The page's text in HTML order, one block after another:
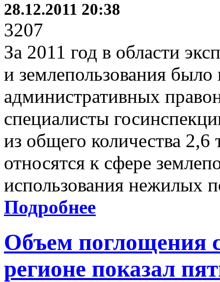
28.12.2011 20:38
3207
За 2011 год в области
и землепользования
административных
специалисты
из общего количества
относятся к сфере
использования нежилых
Подробнее
Объем поглощения
регионе показал